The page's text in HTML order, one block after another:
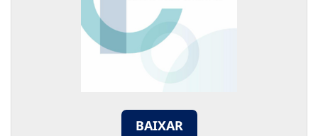
BAIXAR